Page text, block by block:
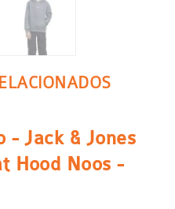
- Jack & Jones
Hood Noos -